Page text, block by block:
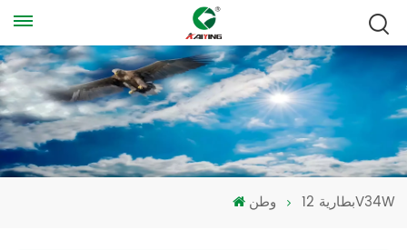
وطن بطارية 12V34W